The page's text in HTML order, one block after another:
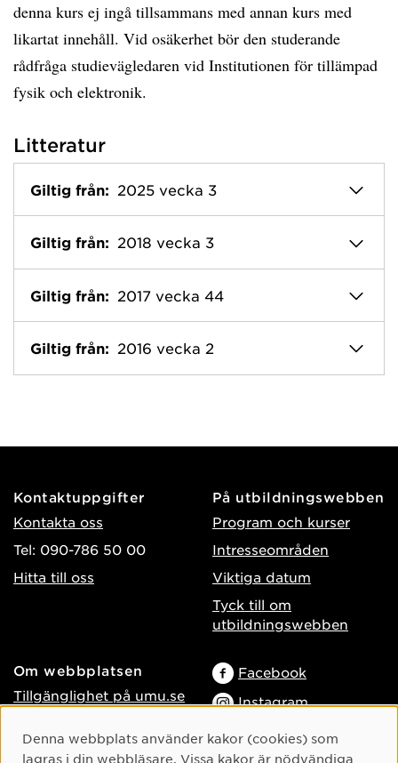
denna kurs ej ingå tillsammans med annan kurs med
likartat innehåll. Vid osäkerhet bör den studerande
rådfråga studievägledaren vid Institutionen för tillämpad
fysik och elektronik.
Litteratur
Giltig från: 2025 vecka 3
Giltig från: 2018 vecka 3
Giltig från: 2017 vecka 44
Giltig från: 2016 vecka 2
Kontaktuppgifter
Kontakta oss
Tel: 090-786 50 00
Hitta till oss
På utbildningswebben
Program och kurser
Intresseområden
Viktiga datum
Tyck till om
utbildningswebben
Om webbplatsen
Tillgänglighet på umu.se
personuppgifter
Facebook
Instagram
TikTok
Cookie-samtycke
Denna webbplats använder kakor (cookies) som
lagras i din webbläsare. Vissa kakor är nödvändiga